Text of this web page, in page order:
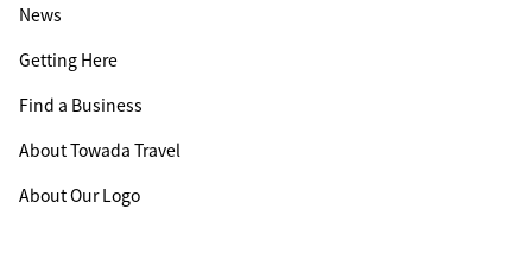
News
Getting Here
Find a Business
About Towada Travel
About Our Logo